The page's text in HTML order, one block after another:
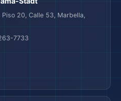
20, Calle 53, Marbella,
7733